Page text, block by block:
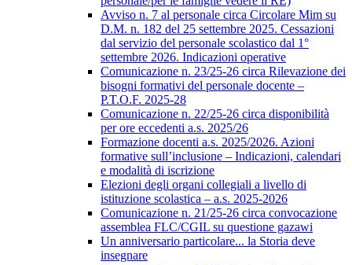
Avviso n. 7 al personale circa Circolare Mim su
D.M. n. 182 del 25 settembre 2025. Cessazioni
dal servizio del personale scolastico dal 1°
settembre 2026. Indicazioni operative
Comunicazione n. 23/25-26 circa Rilevazione dei
bisogni formativi del personale docente –
P.T.O.F. 2025-28
Comunicazione n. 22/25-26 circa disponibilità
per ore eccedenti a.s. 2025/26
Formazione docenti a.s. 2025/2026. Azioni
formative sull’inclusione – Indicazioni, calendari
e modalità di iscrizione
Elezioni degli organi collegiali a livello di
istituzione scolastica – a.s. 2025-2026
Comunicazione n. 21/25-26 circa convocazione
assemblea FLC/CGIL su questione gazawi
Un anniversario particolare... la Storia deve
insegnare